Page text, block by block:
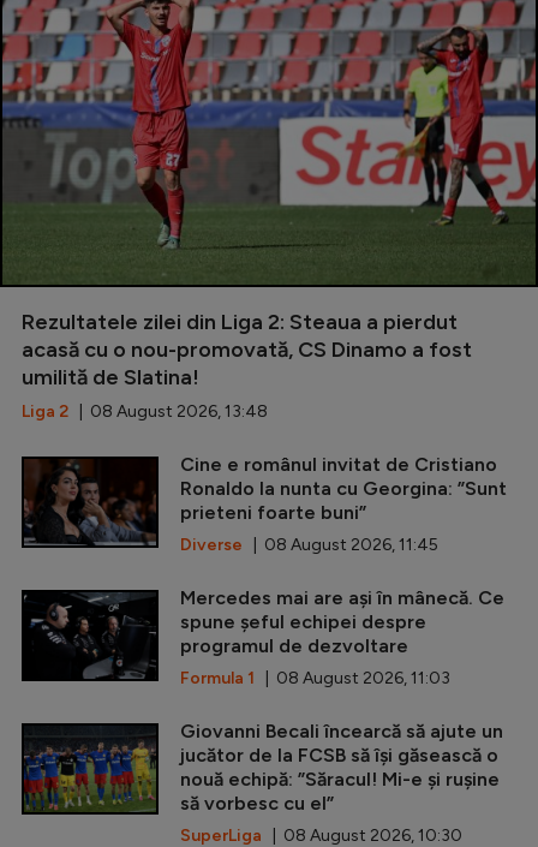
Rezultatele zilei din Liga 2: Steaua a pierdut
acasă cu o nou-promovată, CS Dinamo a fost
umilită de Slatina!
Liga 2 | 08 August 2026, 13:48
Cine e românul invitat de Cristiano
Ronaldo la nunta cu Georgina: ”Sunt
prieteni foarte buni”
Diverse | 08 August 2026, 11:45
Mercedes mai are ași în mânecă. Ce
spune șeful echipei despre
programul de dezvoltare
Formula 1 | 08 August 2026, 11:03
Giovanni Becali încearcă să ajute un
jucător de la FCSB să își găsească o
nouă echipă: ”Săracul! Mi-e și rușine
să vorbesc cu el”
SuperLiga | 08 August 2026, 10:30